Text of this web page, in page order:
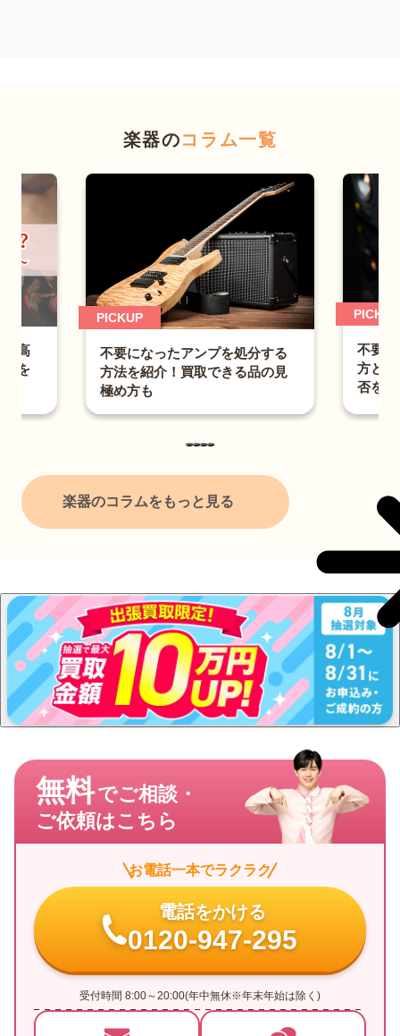
楽器のコラム一覧
なったアンプを処分する
紹介！買取できる品の見
PICKUP
不要になったスピーカーの捨
方とは？適切な処分法と買取
楽器のコラムをもっと見る
無料でご相談・
ご依頼はこちら
お電話一本でラクラク
電話をかける
0120-947-295
受付時間 8:00～20:00(年中無休※年末年始は除く)